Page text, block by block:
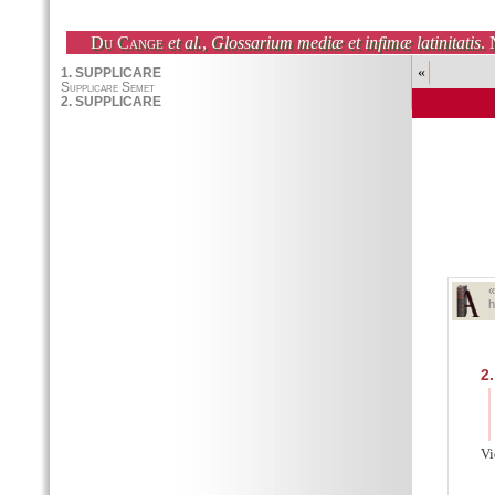
Du Cange et al., Glossarium mediæ et infimæ latinitatis.
«
2.